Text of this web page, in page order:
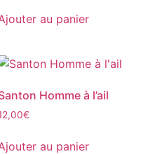
produit
au panier
Homme à l’ail
€
au panier